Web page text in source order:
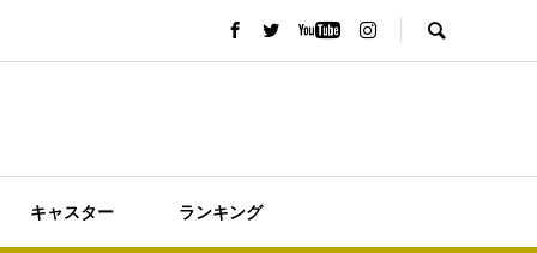
キャスター ランキング